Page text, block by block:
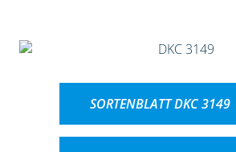
SORTENBLATT DKC 3149